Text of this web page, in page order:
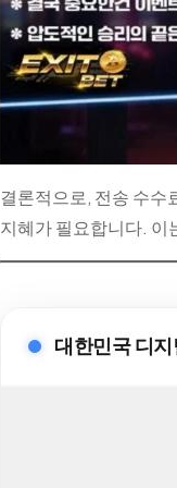
결론적으로, 전송 수수
지혜가 필요합니다. 이
대한민국 디